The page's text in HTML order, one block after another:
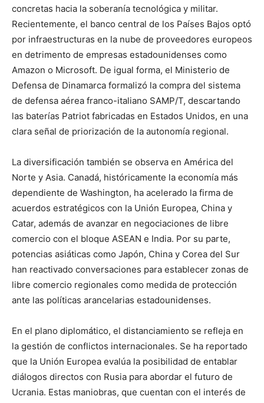
concretas hacia la soberanía tecnológica y militar.
Recientemente, el banco central de los Países Bajos optó
por infraestructuras en la nube de proveedores europeos
en detrimento de empresas estadounidenses como
Amazon o Microsoft. De igual forma, el Ministerio de
Defensa de Dinamarca formalizó la compra del sistema
de defensa aérea franco-italiano SAMP/T, descartando
las baterías Patriot fabricadas en Estados Unidos, en una
clara señal de priorización de la autonomía regional.
La diversificación también se observa en América del
Norte y Asia. Canadá, históricamente la economía más
dependiente de Washington, ha acelerado la firma de
acuerdos estratégicos con la Unión Europea, China y
Catar, además de avanzar en negociaciones de libre
comercio con el bloque ASEAN e India. Por su parte,
potencias asiáticas como Japón, China y Corea del Sur
han reactivado conversaciones para establecer zonas de
libre comercio regionales como medida de protección
ante las políticas arancelarias estadounidenses.
En el plano diplomático, el distanciamiento se refleja en
la gestión de conflictos internacionales. Se ha reportado
que la Unión Europea evalúa la posibilidad de entablar
diálogos directos con Rusia para abordar el futuro de
Ucrania. Estas maniobras, que cuentan con el interés de